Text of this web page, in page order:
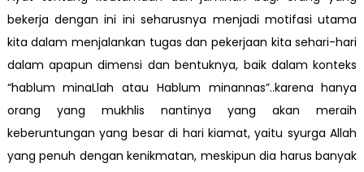
bekerja dengan ini ini seharusnya menjadi motifasi utama
kita dalam menjalankan tugas dan pekerjaan kita sehari-hari
dalam apapun dimensi dan bentuknya, baik dalam konteks
“hablum minaLlah atau Hablum minannas”..karena hanya
orang yang mukhlis nantinya yang akan meraih
keberuntungan yang besar di hari kiamat, yaitu syurga Allah
yang penuh dengan kenikmatan, meskipun dia harus banyak